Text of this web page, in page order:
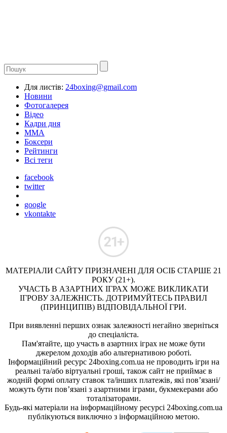
Для листів: 24boxing@gmail.com
Новини
Фотогалерея
Відео
Кадри дня
ММА
Боксери
Рейтинги
Всі теги
facebook
twitter
google
vkontakte
МАТЕРІАЛИ САЙТУ ПРИЗНАЧЕНІ ДЛЯ ОСІБ СТАРШЕ 21
РОКУ (21+).
УЧАСТЬ В АЗАРТНИХ ІГРАХ МОЖЕ ВИКЛИКАТИ
ІГРОВУ ЗАЛЕЖНІСТЬ. ДОТРИМУЙТЕСЬ ПРАВИЛ
(ПРИНЦИПІВ) ВІДПОВІДАЛЬНОЇ ГРИ.
При виявленні перших ознак залежності негайно зверніться
до спеціаліста.
Пам'ятайте, що участь в азартних іграх не може бути
джерелом доходів або альтернативою роботі.
Інформаційний ресурс 24boxing.com.ua не проводить ігри на
реальні та/або віртуальні гроші, також сайт не приймає в
жодній формі оплату ставок та/інших платежів, які пов’язані/
можуть бути пов’язані з азартними іграми, букмекерами або
тоталізаторами.
Будь-які матеріали на інформаційному ресурсі 24boxing.com.ua
публікуються виключно з інформаційною метою.